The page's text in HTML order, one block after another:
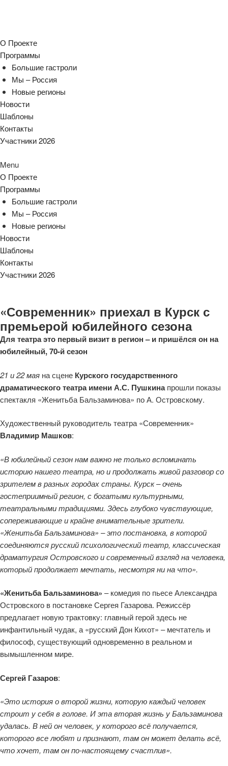
О Проекте
Программы
Большие гастроли
Мы – Россия
Новые регионы
Новости
Шаблоны
Контакты
Участники 2026
Menu
О Проекте
Программы
Большие гастроли
Мы – Россия
Новые регионы
Новости
Шаблоны
Контакты
Участники 2026
«Современник» приехал в Курск с
премьерой юбилейного сезона
Для театра это первый визит в регион – и пришёлся он на
юбилейный, 70-й сезон
21 и 22 мая на сцене Курского государственного
драматического театра имени А.С. Пушкинапрошли показы
спектакля «Женитьба Бальзаминова» по А. Островскому.
Художественный руководитель театра «Современник»
Владимир Машков:
«В юбилейный сезон нам важно не только вспоминать
историю нашего театра, но и продолжать живой разговор со
зрителем в разных городах страны. Курск – очень
гостеприимный регион, с богатыми культурными,
театральными традициями. Здесь глубоко чувствующие,
сопереживающие и крайне внимательные зрители.
«Женитьба Бальзаминова» – это постановка, в которой
соединяются русский психологический театр, классическая
драматургия Островского и современный взгляд на человека,
который продолжает мечтать, несмотря ни на что».
«Женитьба Бальзаминова» – комедия по пьесе Александра
Островского в постановке Сергея Газарова. Режиссёр
предлагает новую трактовку: главный герой здесь не
инфантильный чудак, а «русский Дон Кихот» – мечтатель и
философ, существующий одновременно в реальном и
вымышленном мире.
Сергей Газаров:
«Это история о второй жизни, которую каждый человек
строит у себя в голове. И эта вторая жизнь у Бальзаминова
удалась. В ней он человек, у которого всё получается,
которого все любят и признают, там он может делать всё,
что хочет, там он по-настоящему счастлив».